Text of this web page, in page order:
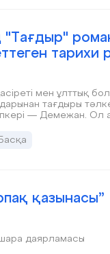
тарихи
мен ұлттық
тағдыры
— Демежан. Ол
Басқа
қазынасы”
даярламасы